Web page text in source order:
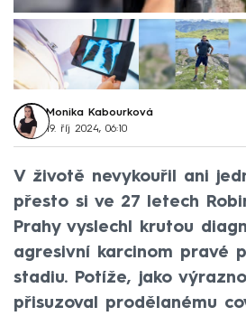
Monika Kabourková
19. říj 2024, 06:10
V životě nevykouřil ani
přesto si ve 27 letech
Prahy vyslechl krutou
agresivní karcinom pravé
stadiu. Potíže, jako
přisuzoval prodělanému